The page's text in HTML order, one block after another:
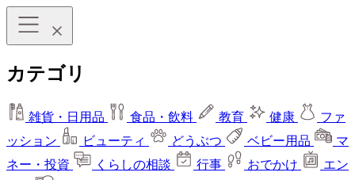
カテゴリ
雑貨・日用品 食品・飲料 教育 健康
ファ
ッション
ビューティ どうぶつ ベビー用品
マ
ネー・投資
くらしの相談 行事 おでかけ
エン